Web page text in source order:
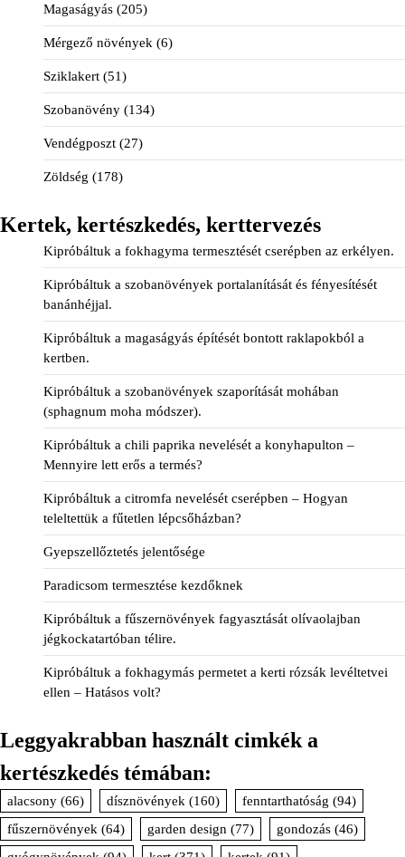
Magaságyás (205)
Mérgező növények (6)
Sziklakert (51)
Szobanövény (134)
Vendégposzt (27)
Zöldség (178)
Kertek, kertészkedés, kerttervezés
Kipróbáltuk a fokhagyma termesztését cserépben az erkélyen.
Kipróbáltuk a szobanövények portalanítását és fényesítését
banánhéjjal.
Kipróbáltuk a magaságyás építését bontott raklapokból a
kertben.
Kipróbáltuk a szobanövények szaporítását mohában
(sphagnum moha módszer).
Kipróbáltuk a chili paprika nevelését a konyhapulton –
Mennyire lett erős a termés?
Kipróbáltuk a citromfa nevelését cserépben – Hogyan
teleltettük a fűtetlen lépcsőházban?
Gyepszellőztetés jelentősége
Paradicsom termesztése kezdőknek
Kipróbáltuk a fűszernövények fagyasztását olívaolajban
jégkockatartóban télire.
Kipróbáltuk a fokhagymás permetet a kerti rózsák levéltetvei
ellen – Hatásos volt?
Leggyakrabban használt cimkék a
kertészkedés témában:
alacsony (66) dísznövények (160) fenntarthatóság (94)
fűszernövények (64) garden design (77) gondozás (46)